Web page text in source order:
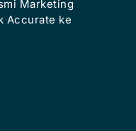
Marketing
Accurate ke